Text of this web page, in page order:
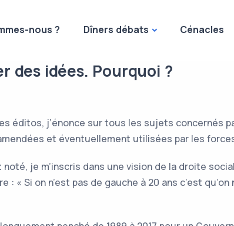
nous ? Dîners débats Cénacles
des idées. Pourquoi ?
éditos, j’énonce sur tous les sujets concernés
et éventuellement utilisées par les
noté, je m’inscris dans une vision de la droite
: « Si on n’est pas de gauche à 20 ans c’est